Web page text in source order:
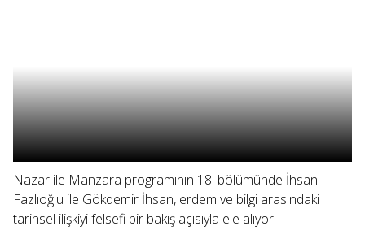
Nazar ile Manzara programının 18. bölümünde İhsan
Fazlıoğlu ile Gökdemir İhsan, erdem ve bilgi arasındaki
tarihsel ilişkiyi felsefi bir bakış açısıyla ele alıyor.